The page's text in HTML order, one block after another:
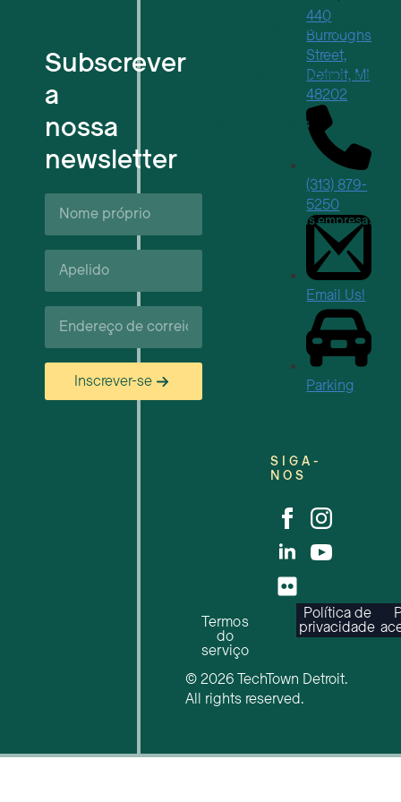
Subscrever
a
nossa
newsletter
Nome
próprio*
Apelido*
Correio
eletrónico*
Inscrever-se
Para empresas tecnológicas em
Espaços de trabalho flexíveis
Reservas de locais
Próximos eventos
Apoio e recursos às empresas
440
Burroughs
Street,
Detroit, MI
48202
(313) 879-
5250
Email Us!
Parking
SIGA-
NOS
Termos
do
serviço
Política de
privacidade
© 2026 TechTown Detroit.
All rights reserved.